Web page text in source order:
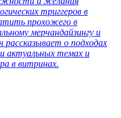
триггеров в
прохожего в
мерчандайзингу и
о подходах
актуальных темах и
в витринах.